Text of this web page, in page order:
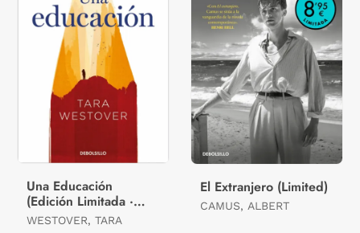
Una Educación
(Edición Limitada ·
Verano)
WESTOVER, TARA
El Extranjero (Limited)
CAMUS, ALBERT